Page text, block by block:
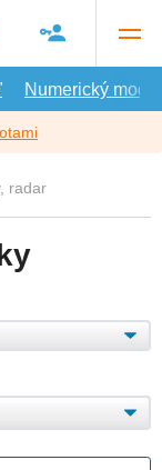
Numerický model
radar